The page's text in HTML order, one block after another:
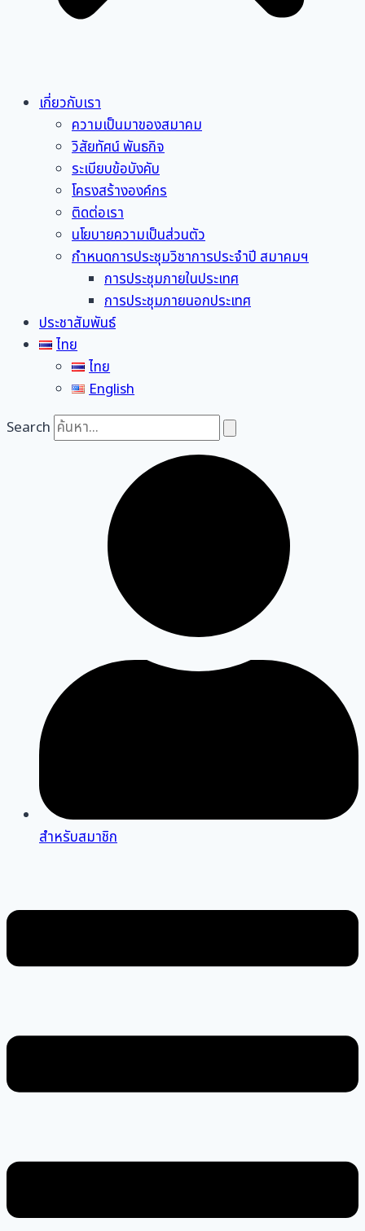
เกี่ยวกับเรา
ความเป็นมาของสมาคม
วิสัยทัศน์ พันธกิจ
ระเบียบข้อบังคับ
โครงสร้างองค์กร
ติดต่อเรา
นโยบายความเป็นส่วนตัว
กำหนดการประชุมวิชาการประจำปี สมาคมฯ
การประชุมภายในประเทศ
การประชุมภายนอกประเทศ
ประชาสัมพันธ์
ไทย
ไทย
English
Search
สำหรับสมาชิก